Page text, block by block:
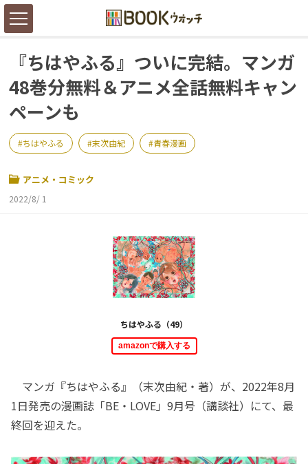
『ちはやふる』ついに完結。マンガ
48巻分無料＆アニメ全話無料キャン
ペーンも
ちはやふる 末次由紀 青春漫画
アニメ・コミック
2022/8/ 1
ちはやふる（49）
amazonで購入する
マンガ『ちはやふる』（末次由紀・著）が、2022年8月
1日発売の漫画誌「BE・LOVE」9月号（講談社）にて、最
終回を迎えた。